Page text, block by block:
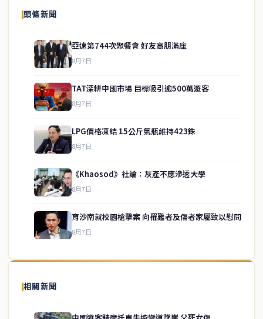
頭條新聞
亞速第744次聚餐會 好友高朋滿座
8月7日
TAT深耕中國市場 目標吸引逾500萬遊客
8月7日
LPG價格凍結 15公斤氣瓶維持423銖
8月7日
《Khaosod》社論：灰產不應滲透大學
8月7日
育沙南就校園槍擊案 向罹難者及傷者家屬致以慰問
8月7日
相關新聞
關於我們
泰國中文新聞（TCN）是一家總部設於曼谷的中文新聞媒體，致力於
供即時、客觀、多元的中文新聞內容。
service@thaichinesenews.com